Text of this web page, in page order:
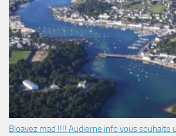
Bloavez mad !!!! Audierne info vous souhaite